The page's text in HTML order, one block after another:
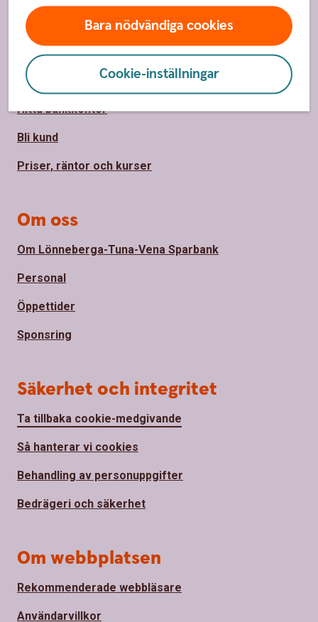
Bara nödvändiga cookies
Cookie-inställningar
Sidfot
Hitta snabbt
Kontakta oss
Spärrhjälp
Hitta bankkontor
Bli kund
Priser, räntor och kurser
Om oss
Om Lönneberga-Tuna-Vena Sparbank
Personal
Öppettider
Sponsring
Säkerhet och integritet
Ta tillbaka cookie-medgivande
Så hanterar vi cookies
Behandling av personuppgifter
Bedrägeri och säkerhet
Om webbplatsen
Rekommenderade webbläsare
Användarvillkor